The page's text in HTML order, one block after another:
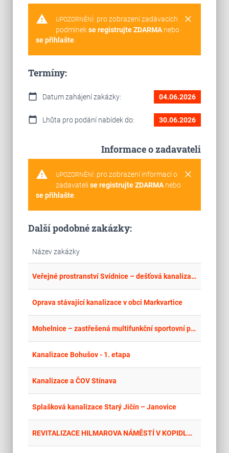
warning clear
UPOZORNĚNÍ: pro zobrazení zadávacích
podmínekse registrujte ZDARMAnebo
se přihlašte.
Termíny:
calendar_today Datum zahájení zakázky: 04.06.2026
calendar_today Lhůta pro podání nabídek do: 30.06.2026
Informace o zadavateli
warning clear
UPOZORNĚNÍ: pro zobrazení informací o
zadavateli se registrujte ZDARMAnebo
se přihlašte.
Další podobné zakázky:
Název zakázky
Veřejné prostranství Svídnice – dešťová kanalizace
Oprava stávající kanalizace v obci Markvartice
Mohelnice – zastřešená multifunkční sportovní plocha – dešťová kanalizace
Kanalizace Bohušov - 1. etapa
Kanalizace a ČOV Stínava
Splašková kanalizace Starý Jičín – Janovice
REVITALIZACE HILMAROVA NÁMĚSTÍ V KOPIDLNĚ II.